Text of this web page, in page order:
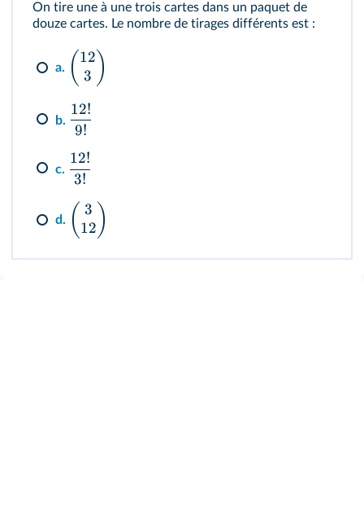
On tire une à une trois cartes dans un paquet de
douze cartes. Le nombre de tirages différents est :
a. ( 12
3 )
b.
9!
12!
c.
3!
12!
d. ( 3
12 )